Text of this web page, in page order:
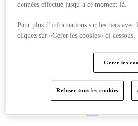
données effectué jusqu’à ce moment-là.
Pour plus d’informations sur les tiers avec
cliquez sur «Gérer les cookies» ci-dessous.
Gérer les
Refuser tous les cookies